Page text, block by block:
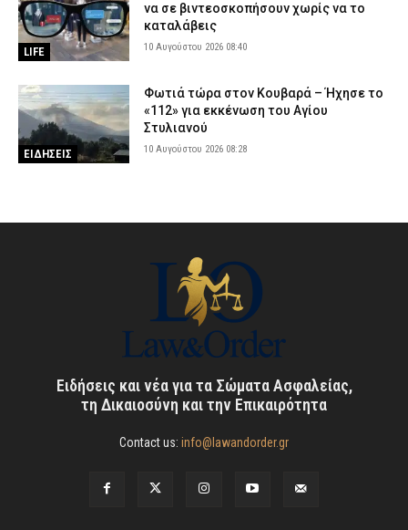
LIFE
να σε βιντεοσκοπήσουν χωρίς να το
καταλάβεις
10 Αυγούστου 2026 08:40
ΕΙΔΗΣΕΙΣ
Φωτιά τώρα στον Κουβαρά – Ήχησε το
«112» για εκκένωση του Αγίου
Στυλιανού
10 Αυγούστου 2026 08:28
Ειδήσεις και νέα για τα Σώματα Ασφαλείας,
τη Δικαιοσύνη και την Επικαιρότητα
Contact us: info@lawandorder.gr